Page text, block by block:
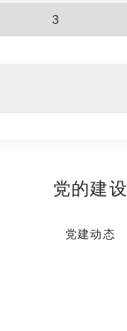
3
党的建设
党建动态